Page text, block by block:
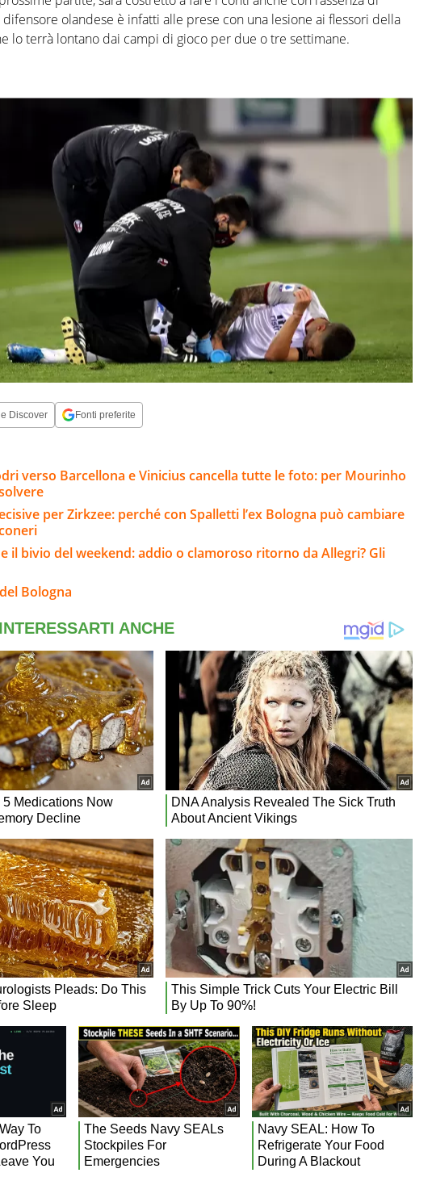
difensore olandese è infatti alle prese con una lesione ai flessori della
lo terrà lontano dai campi di gioco per due o tre settimane.
Discover Fonti preferite
verso Barcellona e Vinicius cancella tutte le foto: per Mourinho
per Zirkzee: perché con Spalletti l’ex Bologna può cambiare
il bivio del weekend: addio o clamoroso ritorno da Allegri? Gli
Bologna